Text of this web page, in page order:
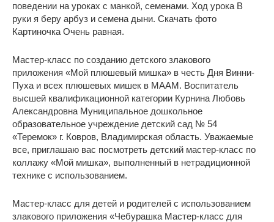
поведении на уроках с манкой, семенами. Ход урока В
руки я беру арбуз и семена дыни. Скачать фото
Картиночка Очень равная.
Мастер-класс по созданию детского злакового
приложения «Мой плюшевый мишка» в честь Дня Винни-
Пуха и всех плюшевых мишек в МААМ. Воспитатель
высшей квалификационной категории Курнина Любовь
Александровна Муниципальное дошкольное
образовательное учреждение детский сад № 54
«Теремок» г. Ковров, Владимирская область. Уважаемые
все, приглашаю вас посмотреть детский мастер-класс по
коллажу «Мой мишка», выполненный в нетрадиционной
технике с использованием.
Мастер-класс для детей и родителей с использованием
злакового приложения «Чебурашка Мастер-класс для